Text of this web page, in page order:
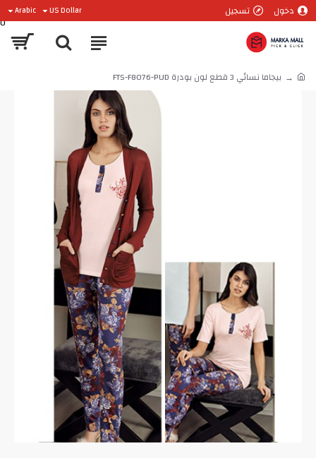
دخول تسجيل US Dollar
Arabic
0
بيجاما نسائي 3 قطع لون بودرة FTS-F8076-PUD